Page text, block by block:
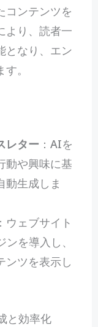
コンテンツを
より、読者一
となり、エン
。
レター ：AIを
動や興味に基
動生成しま
ウェブサイト
を導入し、
ンツを表示し
と効率化